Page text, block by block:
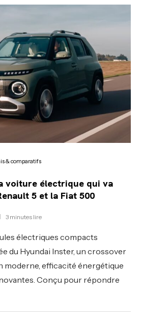
& comparatifs
voiture électrique qui va
5 et la Fiat 500
3 minutes lire
électriques compacts
du Hyundai Inster, un crossover
moderne, efficacité énergétique
Conçu pour répondre